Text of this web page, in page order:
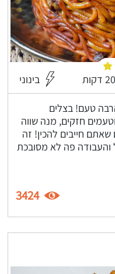
בינוני
טעם! בצלים
חזקים, מנה שווה
חייבים להכין! זה
והעבודה פה לא מסובכת
3424